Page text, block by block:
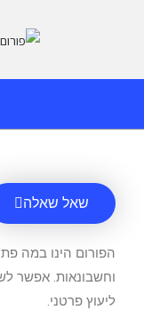
שאל שאלה
הפורום הינו במה
וחשבונאות. אפשר
ליעוץ פרטני.